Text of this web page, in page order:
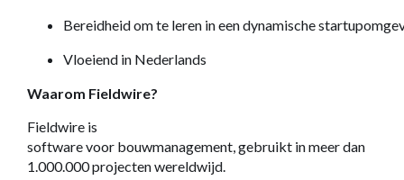
Bereidheid om te leren in een dynamische
Vloeiend in Nederlands
Waarom Fieldwire?
Fieldwire is
software voor bouwmanagement, gebruikt in meer dan
1.000.000 projecten wereldwijd.